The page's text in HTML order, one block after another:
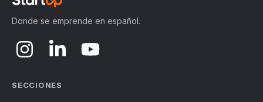
Donde se emprende en español.
SECCIONES